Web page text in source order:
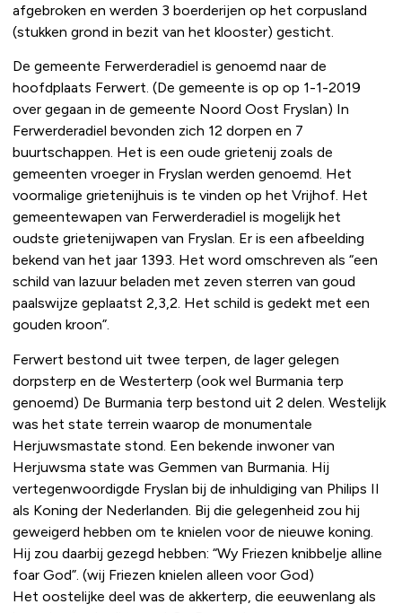
afgebroken en werden 3 boerderijen op het corpusland
(stukken grond in bezit van het klooster) gesticht.
De gemeente Ferwerderadiel is genoemd naar de
hoofdplaats Ferwert. (De gemeente is op op 1-1-2019
over gegaan in de gemeente Noord Oost Fryslan) In
Ferwerderadiel bevonden zich 12 dorpen en 7
buurtschappen. Het is een oude grietenij zoals de
gemeenten vroeger in Fryslan werden genoemd. Het
voormalige grietenijhuis is te vinden op het Vrijhof. Het
gemeentewapen van Ferwerderadiel is mogelijk het
oudste grietenijwapen van Fryslan. Er is een afbeelding
bekend van het jaar 1393. Het word omschreven als “een
schild van lazuur beladen met zeven sterren van goud
paalswijze geplaatst 2,3,2. Het schild is gedekt met een
gouden kroon”.
Ferwert bestond uit twee terpen, de lager gelegen
dorpsterp en de Westerterp (ook wel Burmania terp
genoemd) De Burmania terp bestond uit 2 delen. Westelijk
was het state terrein waarop de monumentale
Herjuwsmastate stond. Een bekende inwoner van
Herjuwsma state was Gemmen van Burmania. Hij
vertegenwoordigde Fryslan bij de inhuldiging van Philips II
als Koning der Nederlanden. Bij die gelegenheid zou hij
geweigerd hebben om te knielen voor de nieuwe koning.
Hij zou daarbij gezegd hebben: “Wy Friezen knibbelje alline
foar God”. (wij Friezen knielen alleen voor God)
Het oostelijke deel was de akkerterp, die eeuwenlang als